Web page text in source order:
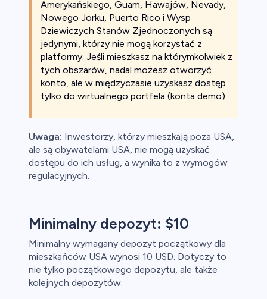
Amerykańskiego, Guam, Hawajów, Nevady,
Nowego Jorku, Puerto Rico i Wysp
Dziewiczych Stanów Zjednoczonych są
jedynymi, którzy nie mogą korzystać z
platformy. Jeśli mieszkasz na którymkolwiek z
tych obszarów, nadal możesz otworzyć
konto, ale w międzyczasie uzyskasz dostęp
tylko do wirtualnego portfela (konta demo).
Uwaga: Inwestorzy, którzy mieszkają poza USA,
ale są obywatelami USA, nie mogą uzyskać
dostępu do ich usług, a wynika to z wymogów
regulacyjnych.
Minimalny depozyt: $10
Minimalny wymagany depozyt początkowy dla
mieszkańców USA wynosi 10 USD. Dotyczy to
nie tylko początkowego depozytu, ale także
kolejnych depozytów.